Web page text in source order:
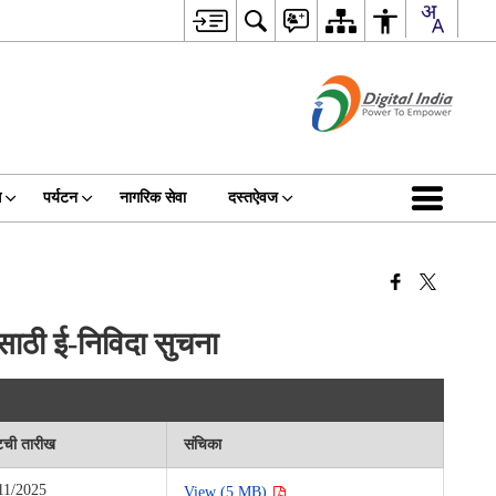
पर्यटन नागरिक सेवा दस्तऐवज
ई-निविदा सुचना
तारीख संचिका
2025 View (5 MB)